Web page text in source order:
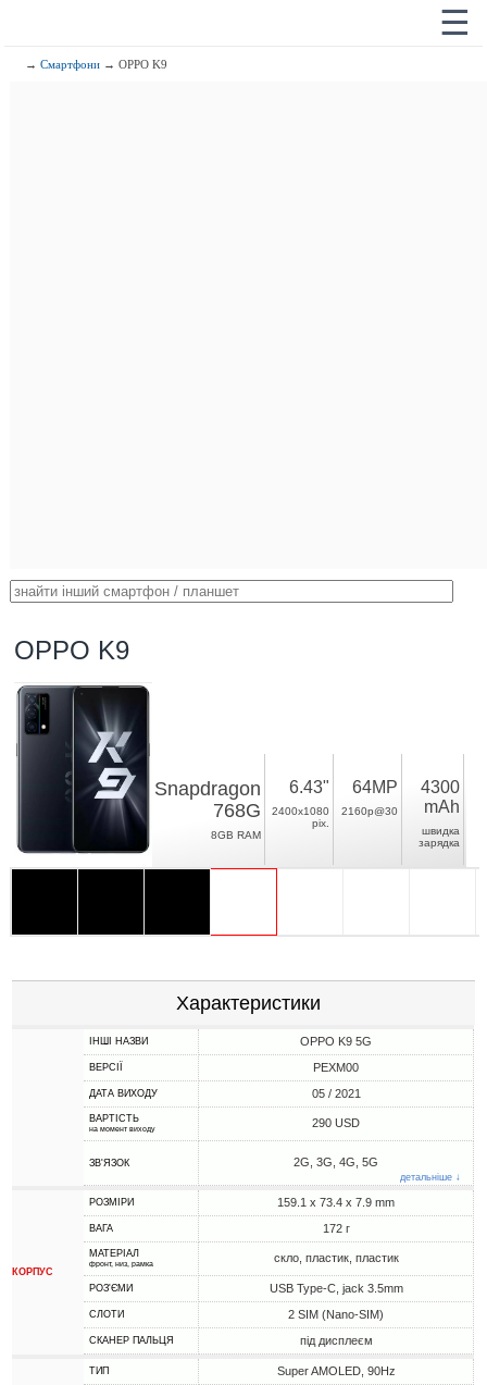
☰
→Смартфони → OPPO K9
OPPO K9
Snapdragon
768G
8GB RAM
6.43"
2400x1080
pix.
64MP
2160p@30
4300
mAh
швидка
зарядка
Характеристики
ІНШІ НАЗВИ OPPO K9 5G
ВЕРСІЇ PEXM00
ДАТА ВИХОДУ 05 / 2021
ВАРТІСТЬ
на момент виходу 290 USD
ЗВ'ЯЗОК 2G, 3G, 4G, 5G
детальніше ↓
КОРПУС
РОЗМІРИ 159.1 x 73.4 x 7.9 mm
ВАГА 172 г
МАТЕРІАЛ
фронт, низ, рамка скло, пластик, пластик
РОЗ'ЄМИ USB Type-C, jack 3.5mm
СЛОТИ 2 SIM (Nano-SIM)
СКАНЕР ПАЛЬЦЯ під дисплеєм
ТИП Super AMOLED, 90Hz